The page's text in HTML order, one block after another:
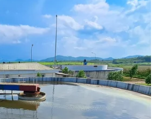
tăng và nền kinh tế toàn cầu
nhân chính khiến kinh tế Đức